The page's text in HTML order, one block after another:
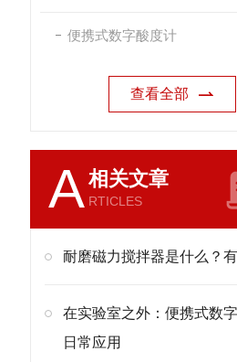
便携式数字酸度计
查看全部
A相关文章
RTICLES
耐磨磁力搅拌器是什么？
在实验室之外：便携式数
日常应用